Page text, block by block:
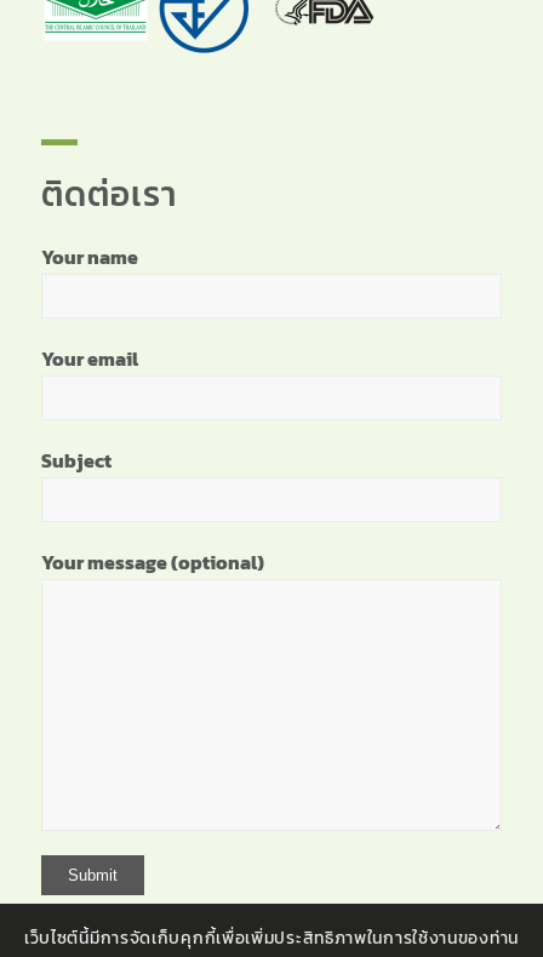
ติดต่อเรา
Your name
Your email
Subject
Your message (optional)
เว็บไซต์นี้มีการจัดเก็บคุกกี้เพื่อเพิ่มประสิทธิภาพในการใช้งานของท่าน